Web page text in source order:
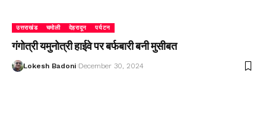
उत्तराखंड चमोली देहरादून पर्यटन
गंगोत्री यमुनोत्री हाईवे पर बर्फबारी बनी मुसीबत
Lokesh Badoni December 30, 2024